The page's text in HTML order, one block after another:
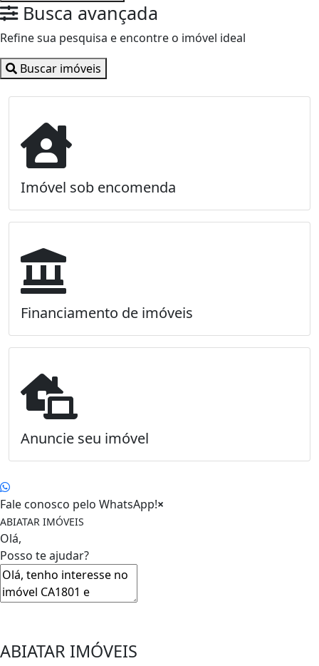
Busca avançada
Refine sua pesquisa e encontre o imóvel ideal
Buscar imóveis
Imóvel sob encomenda
Financiamento de imóveis
Anuncie seu imóvel
Fale conosco pelo WhatsApp!×
ABIATAR IMÓVEIS
Olá,
Posso te ajudar?
ABIATAR IMÓVEIS